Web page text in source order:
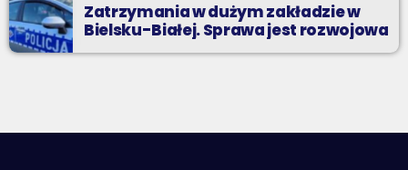
Zatrzymania w dużym zakładzie w
Bielsku-Białej. Sprawa jest rozwojowa